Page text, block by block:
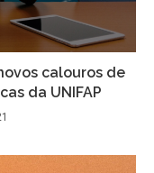
calouros de
da UNIFAP